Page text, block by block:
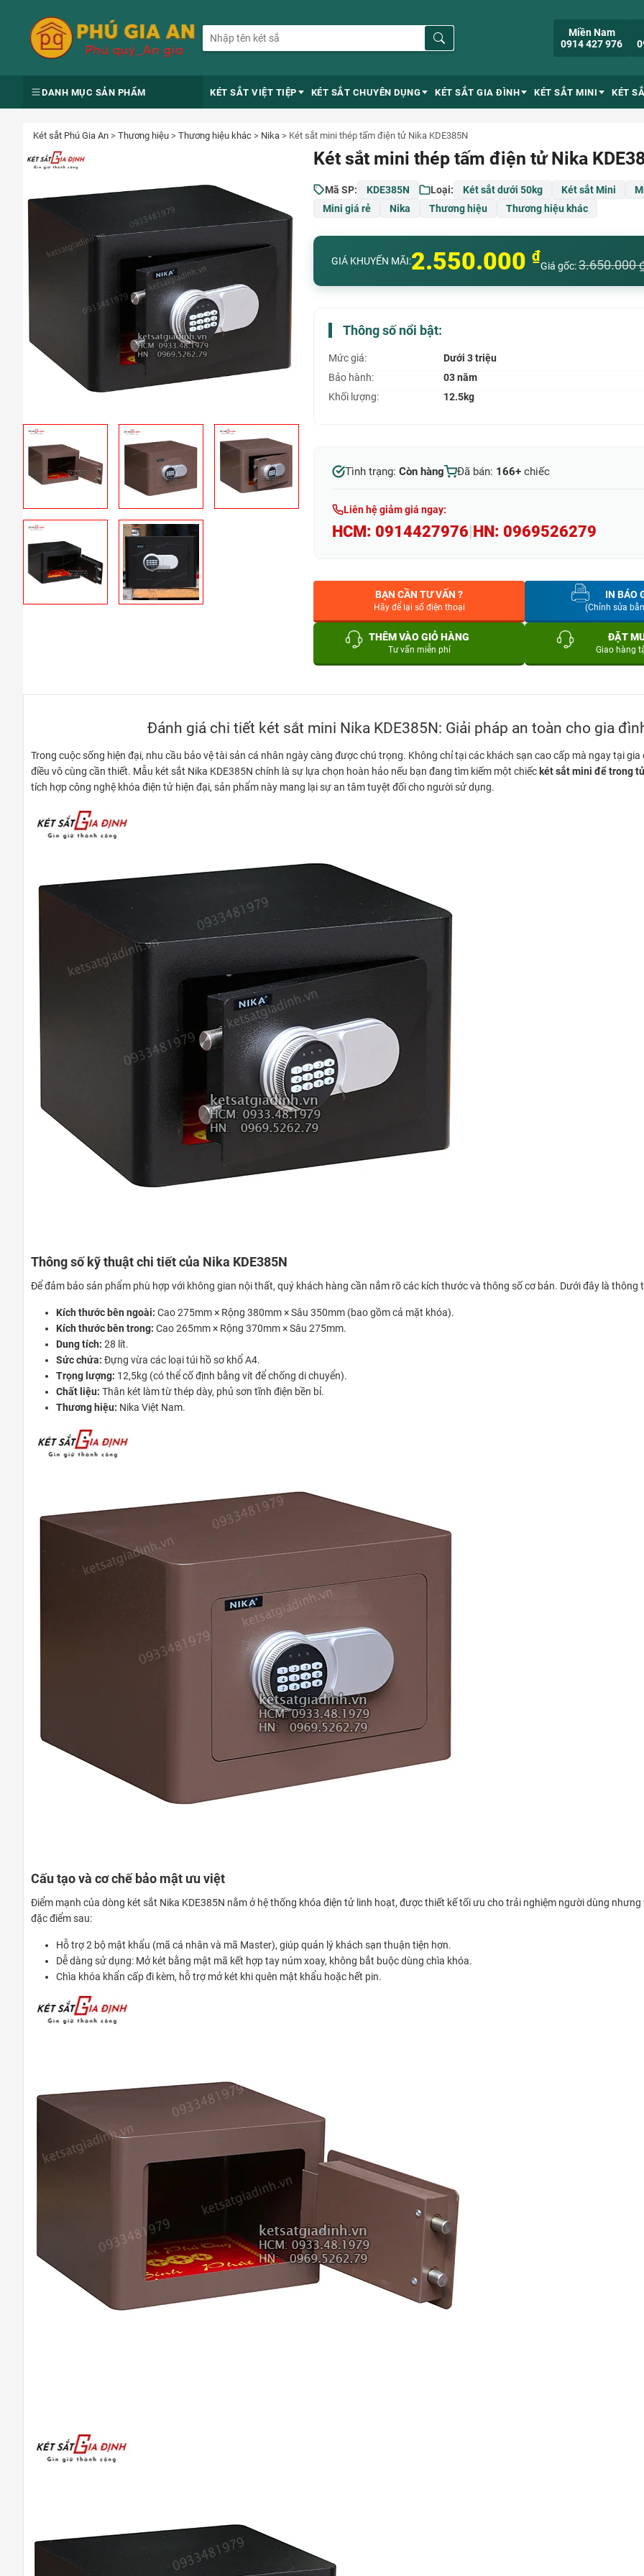
Miền Nam
0914 427 976
DANH MỤC SẢN PHẨM KÉT SẮT VIỆT TIỆP KÉT SẮT CHUYÊN DỤNG KÉT SẮT GIA ĐÌNH KÉT SẮT MINI KÉT
Két sắt Phú Gia An > Thương hiệu > Thương hiệu khác > Nika > Két sắt mini thép tấm điện tử Nika KDE385N
Két sắt mini thép tấm điện tử Nika
Mã SP: KDE385N Loại: Két sắt dưới 50kg Két sắt Mini
Mini giá rẻ
Nika Thương hiệu Thương hiệu khác
GIÁ KHUYẾN MÃI:2.550.000 ₫
Giá gốc:3.650.000
Thông số nổi bật:
Mức giá:
Dưới 3 triệu
Bảo hành:
03 năm
Khối lượng:
12.5kg
Tình trạng: Còn hàng Đã bán: 166+ chiếc
Liên hệ giảm giá ngay:
HCM: 0914427976 HN: 0969526279
BẠN CẦN TƯ VẤN ?
Hãy để lại số điện thoại
IN BÁO
(Chỉnh sửa
THÊM VÀO GIỎ HÀNG
Tư vấn miễn phí
ĐẶT
Giao hàng
Đánh giá chi tiết két sắt mini Nika KDE385N: Giải pháp an toàn cho gia
Trong cuộc sống hiện đại, nhu cầu bảo vệ tài sản cá nhân ngày càng được chú trọng. Không chỉ tại các khách sạn cao cấp mà ngay tại
điều vô cùng cần thiết. Mẫu két sắt Nika KDE385N chính là sự lựa chọn hoàn hảo nếu bạn đang tìm kiếm một chiếc két sắt mini để trong tủ
tích hợp công nghệ khóa điện tử hiện đại, sản phẩm này mang lại sự an tâm tuyệt đối cho người sử dụng.
Thông số kỹ thuật chi tiết của Nika KDE385N
Để đảm bảo sản phẩm phù hợp với không gian nội thất, quý khách hàng cần nắm rõ các kích thước và thông số cơ bản. Dưới đây là thông
Kích thước bên ngoài: Cao 275mm × Rộng 380mm × Sâu 350mm (bao gồm cả mặt khóa).
Kích thước bên trong: Cao 265mm × Rộng 370mm × Sâu 275mm.
Dung tích: 28 lít.
Sức chứa: Đựng vừa các loại túi hồ sơ khổ A4.
Trọng lượng: 12,5kg (có thể cố định bằng vít để chống di chuyển).
Chất liệu: Thân két làm từ thép dày, phủ sơn tĩnh điện bền bỉ.
Thương hiệu: Nika Việt Nam.
Cấu tạo và cơ chế bảo mật ưu việt
Điểm mạnh của dòng két sắt Nika KDE385N nằm ở hệ thống khóa điện tử linh hoạt, được thiết kế tối ưu cho trải nghiệm người dùng
đặc điểm sau:
Hỗ trợ 2 bộ mật khẩu (mã cá nhân và mã Master), giúp quản lý khách sạn thuận tiện hơn.
Dễ dàng sử dụng: Mở két bằng mật mã kết hợp tay núm xoay, không bắt buộc dùng chìa khóa.
Chìa khóa khẩn cấp đi kèm, hỗ trợ mở két khi quên mật khẩu hoặc hết pin.